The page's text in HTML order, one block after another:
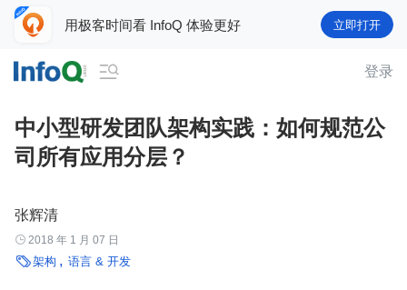
用极客时间看 InfoQ 体验更好 立即打开
 登录
中小型研发团队架构实践：如何规范公
司所有应用分层？
张辉清
 2018 年 1 月 07 日
架构 语言 & 开发